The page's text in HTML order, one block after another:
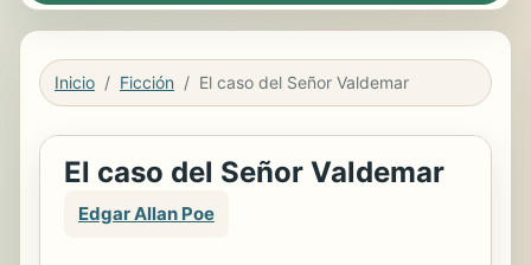
Inicio Ficción El caso del Señor Valdemar
El caso del Señor Valdemar
Edgar Allan Poe